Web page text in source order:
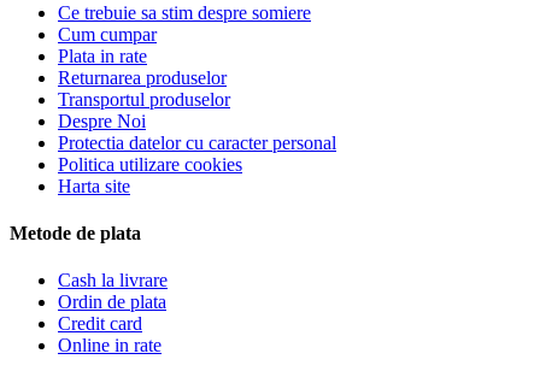
Ce trebuie sa stim despre somiere
Cum cumpar
Plata in rate
Returnarea produselor
Transportul produselor
Despre Noi
Protectia datelor cu caracter personal
Politica utilizare cookies
Harta site
Metode de plata
Cash la livrare
Ordin de plata
Credit card
Online in rate